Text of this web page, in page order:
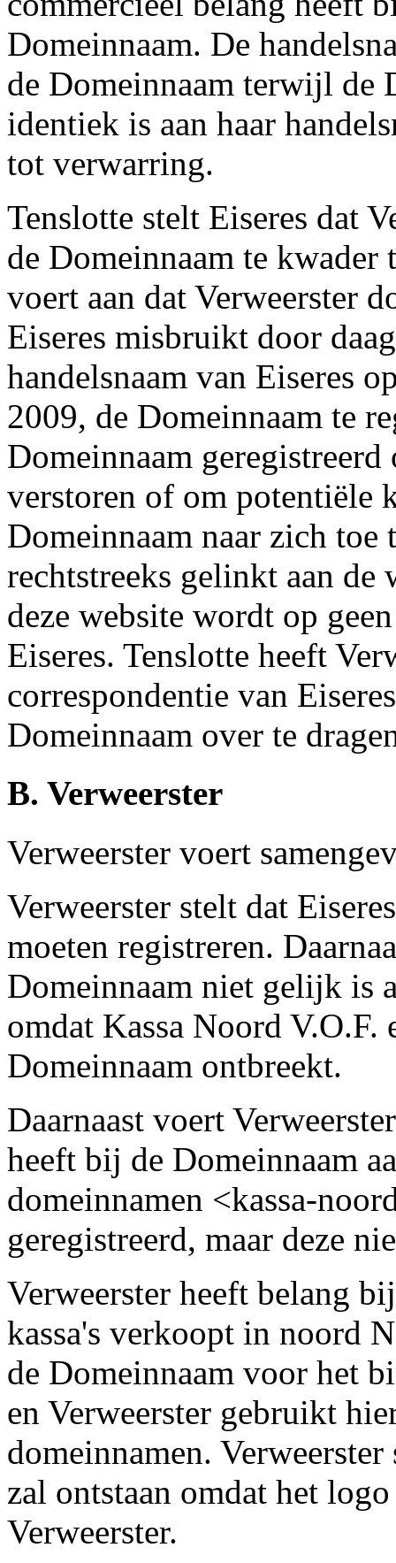
Domeinnaam. De
de Domeinnaam terwijl de
identiek is aan haar
tot verwarring.
Tenslotte stelt Eiseres dat
de Domeinnaam te kwader
voert aan dat Verweerster
Eiseres misbruikt door
handelsnaam van Eiseres
2009, de Domeinnaam te
Domeinnaam
verstoren of om potentiële
Domeinnaam naar zich
rechtstreeks gelinkt aan de
deze website wordt op
Eiseres. Tenslotte heeft
correspondentie van
Domeinnaam over te
B. Verweerster
Verweerster voert
Verweerster stelt dat
moeten registreren.
Domeinnaam niet gelijk is
omdat Kassa Noord V.O.F.
Domeinnaam ontbreekt.
Daarnaast voert
heeft bij de Domeinnaam
domeinnamen <kassa-
geregistreerd, maar deze
Verweerster heeft belang
kassa's verkoopt in noord
de Domeinnaam voor het
en Verweerster gebruikt
domeinnamen.
zal ontstaan omdat het
Verweerster.